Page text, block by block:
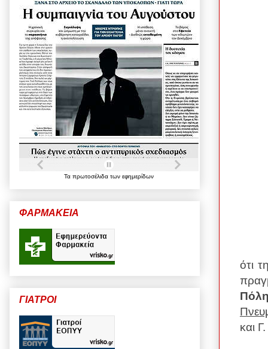
ότι
και
Τα πρωτοσέλιδα των εφημερίδων
ΦΑΡΜΑΚΕΙΑ
ΓΙΑΤΡΟΙ